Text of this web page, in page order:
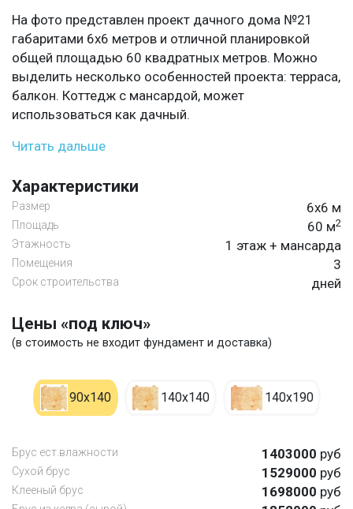
На фото представлен проект дачного дома №21
габаритами 6х6 метров и отличной планировкой
общей площадью 60 квадратных метров. Можно
выделить несколько особенностей проекта: терраса,
балкон. Коттедж с мансардой, может
использоваться как дачный.
Читать дальше
Характеристики
Размер 6х6 м
Площадь 60 м2
Этажность 1 этаж + мансарда
Помещения 3
Срок строительства дней
Цены «под ключ»
(в стоимость не входит фундамент и доставка)
90х140 140х140 140х190
Брус ест.влажности 1403000 руб
Сухой брус 1529000 руб
Клееный брус 1698000 руб